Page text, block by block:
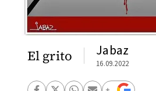
El grito Jabaz
16.09.2022